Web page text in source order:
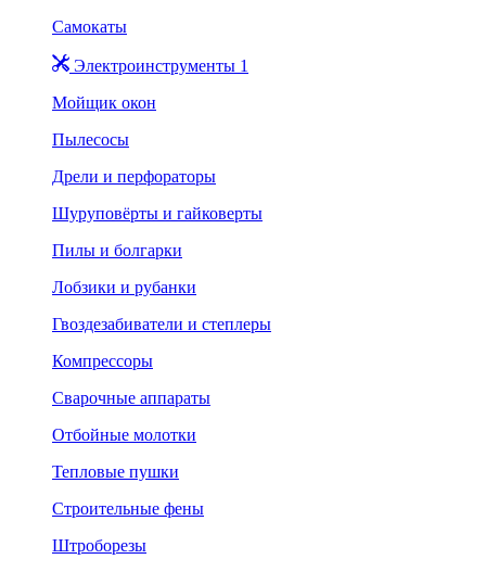
Самокаты
Электроинструменты 1
Мойщик окон
Пылесосы
Дрели и перфораторы
Шуруповёрты и гайковерты
Пилы и болгарки
Лобзики и рубанки
Гвоздезабиватели и степлеры
Компрессоры
Сварочные аппараты
Отбойные молотки
Тепловые пушки
Строительные фены
Штроборезы